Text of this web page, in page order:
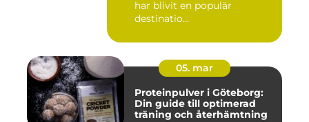
har blivit en populär
destinatio...
05. mar
Proteinpulver i Göteborg:
Din guide till optimerad
träning och återhämtning